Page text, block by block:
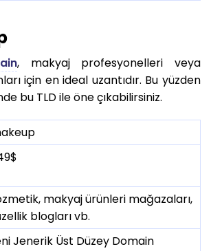
, makyaj profesyonelleri veya
için en ideal uzantıdır. Bu yüzden
bu TLD ile öne çıkabilirsiniz.
makyaj ürünleri mağazaları,
blogları vb.
Jenerik Üst Düzey Domain